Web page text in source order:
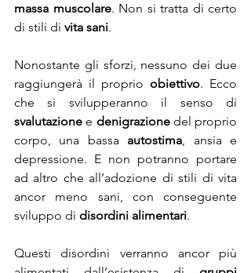
massa muscolare. Non si tratta di certo
di stili di vita sani.
Nonostante gli sforzi, nessuno dei due
raggiungerà il proprio obiettivo. Ecco
svalutazione e denigrazione del proprio
corpo, una bassa autostima, ansia e
depressione. E non potranno portare
ad altro che all’adozione di stili di vita
ancor meno sani, con conseguente
sviluppo di disordini alimentari.
Questi disordini verranno ancor più